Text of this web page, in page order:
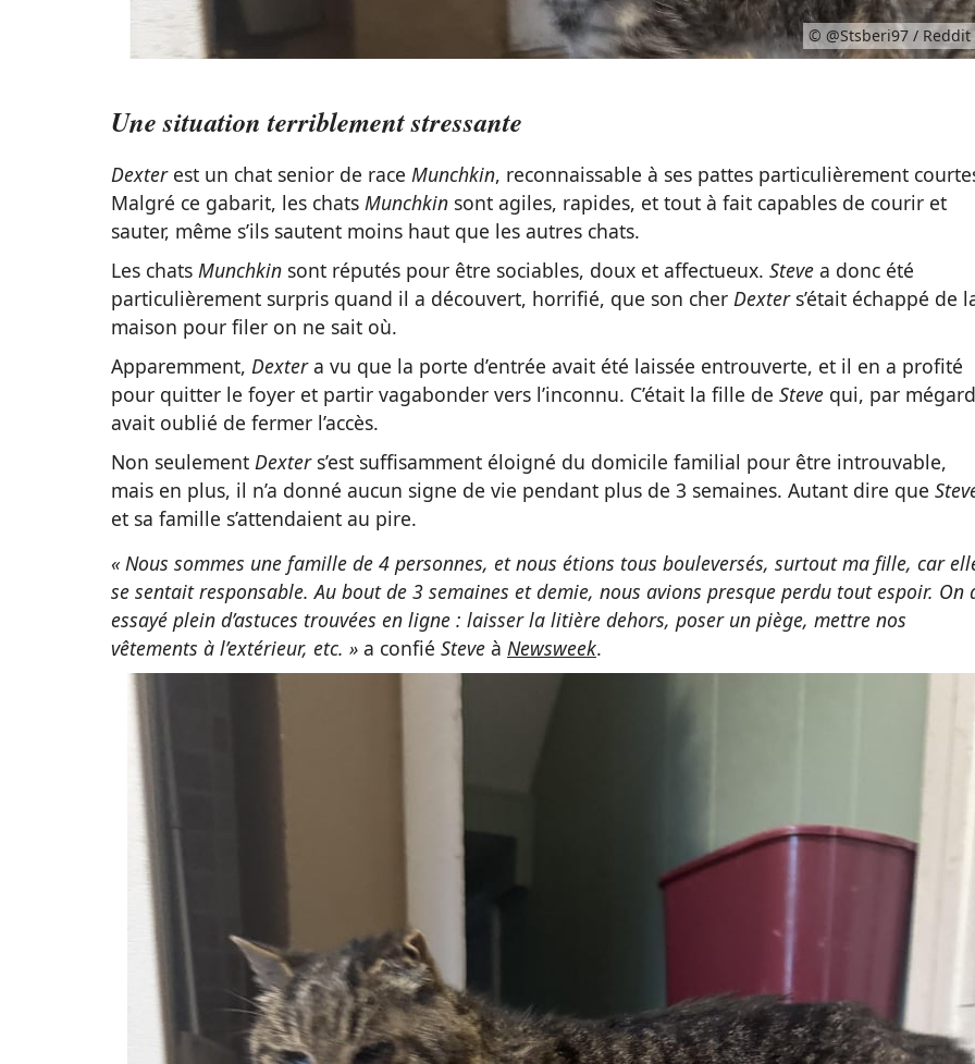
© @Stsberi97 / Reddit
Une situation terriblement stressante
Dexter est un chat senior de race Munchkin, reconnaissable à ses pattes particulièrement
Malgré ce gabarit, les chats Munchkin sont agiles, rapides, et tout à fait capables de courir et
sauter, même s’ils sautent moins haut que les autres chats.
Les chats Munchkin sont réputés pour être sociables, doux et affectueux. Steve a donc été
particulièrement surpris quand il a découvert, horrifié, que son cher Dexter s’était échappé de
maison pour filer on ne sait où.
Apparemment, Dextera vu que la porte d’entrée avait été laissée entrouverte, et il en a profité
pour quitter le foyer et partir vagabonder vers l’inconnu. C’était la fille de Steve qui, par
avait oublié de fermer l’accès.
Non seulement Dexter s’est suffisamment éloigné du domicile familial pour être introuvable,
mais en plus, il n’a donné aucun signe de vie pendant plus de 3 semaines. Autant dire que
et sa famille s’attendaient au pire.
« Nous sommes une famille de 4 personnes, et nous étions tous bouleversés, surtout ma fille, car
se sentait responsable. Au bout de 3 semaines et demie, nous avions presque perdu tout espoir. On
essayé plein d’astuces trouvées en ligne : laisser la litière dehors, poser un piège, mettre nos
vêtements à l’extérieur, etc. » a confié Steve à Newsweek.